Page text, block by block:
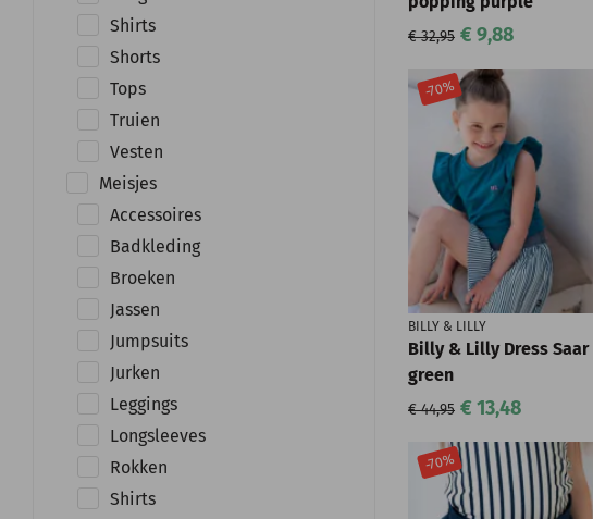
Shirts
Shorts
Tops
Truien
Vesten
Meisjes
Accessoires
Badkleding
Broeken
Jassen
Jumpsuits
Jurken
Leggings
Longsleeves
Rokken
Shirts
€ 32,95 € 9,88
-70%
BILLY & LILLY
Billy & Lilly Dress Saar
green
€ 44,95 € 13,48
-70%